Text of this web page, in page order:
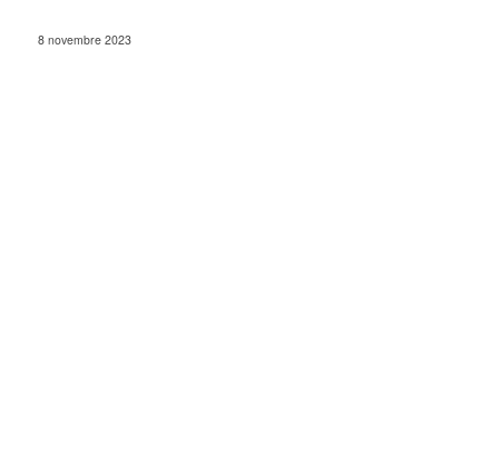
8 novembre 2023